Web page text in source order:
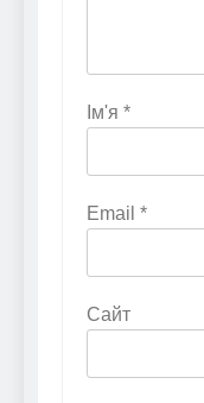
Ім'я *
Email *
Сайт